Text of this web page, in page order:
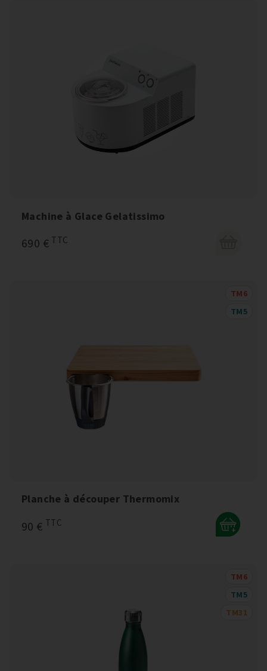
Machine à Glace Gelatissimo
690 € TTC
TM6
TM5
Planche à découper Thermomix
90 € TTC
+
TM6
TM5
TM31